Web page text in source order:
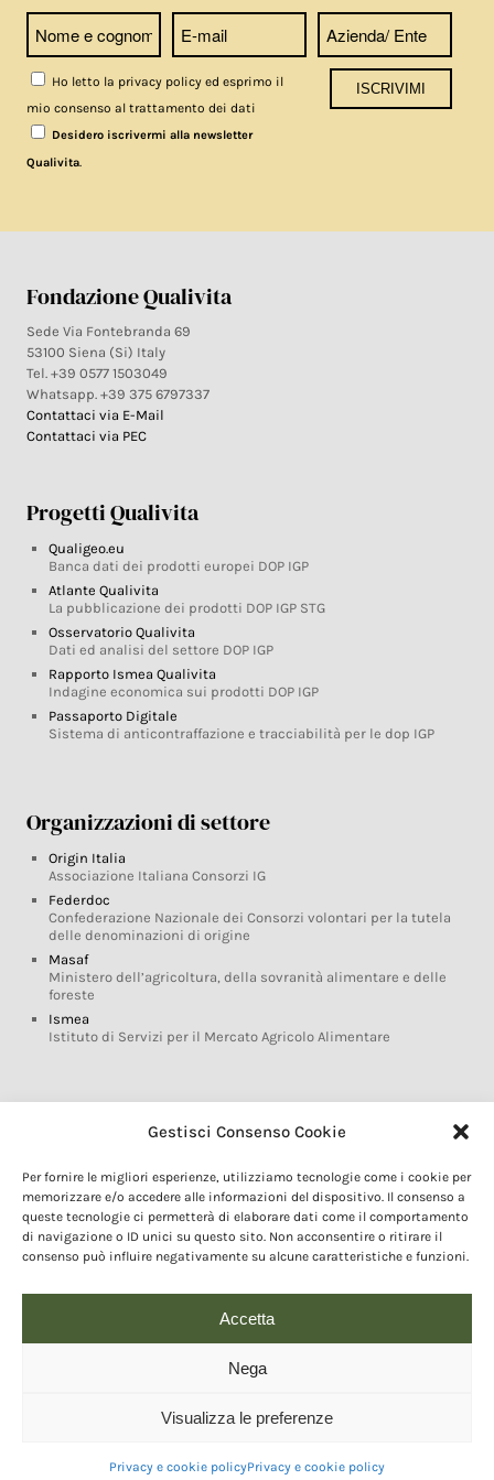
Gestisci Consenso Cookie
Per fornire le migliori esperienze, utilizziamo tecnologie come i cookie per
memorizzare e/o accedere alle informazioni del dispositivo. Il consenso a
queste tecnologie ci permetterà di elaborare dati come il comportamento
di navigazione o ID unici su questo sito. Non acconsentire o ritirare il
consenso può influire negativamente su alcune caratteristiche e funzioni.
Accetta
Nega
Visualizza le preferenze
Privacy e cookie policyPrivacy e cookie policy
Ho letto la privacy policy ed esprimo il
mio consenso al trattamento dei dati
Desidero iscrivermi alla newsletter
Qualivita.
Fondazione Qualivita
Sede Via Fontebranda 69
53100 Siena (Si) Italy
Tel. +39 0577 1503049
Whatsapp. +39 375 6797337
Contattaci via E-Mail
Contattaci via PEC
Progetti Qualivita
Qualigeo.eu
Banca dati dei prodotti europei DOP IGP
Atlante Qualivita
La pubblicazione dei prodotti DOP IGP STG
Osservatorio Qualivita
Dati ed analisi del settore DOP IGP
Rapporto Ismea Qualivita
Indagine economica sui prodotti DOP IGP
Passaporto Digitale
Sistema di anticontraffazione e tracciabilità per le dop IGP
Organizzazioni di settore
Origin Italia
Associazione Italiana Consorzi IG
Federdoc
Confederazione Nazionale dei Consorzi volontari per la tutela
delle denominazioni di origine
Masaf
Ministero dell’agricoltura, della sovranità alimentare e delle
foreste
Ismea
Istituto di Servizi per il Mercato Agricolo Alimentare
Glossario DOP IGP
Marchi DOP IGP
Normativa prodotti DOP IGP
Consorzi di Tutela
Farm To Fork e prodotti DOP IGP
comunicazione